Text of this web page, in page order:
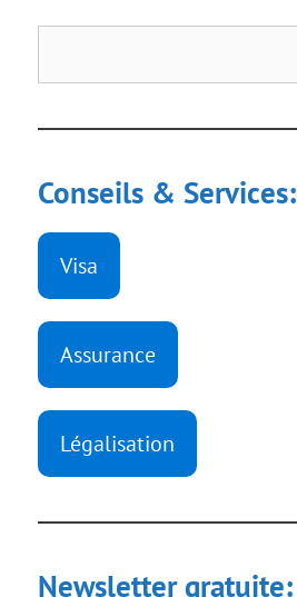
Conseils & Services:
Visa
Assurance
Légalisation
Newsletter gratuite: